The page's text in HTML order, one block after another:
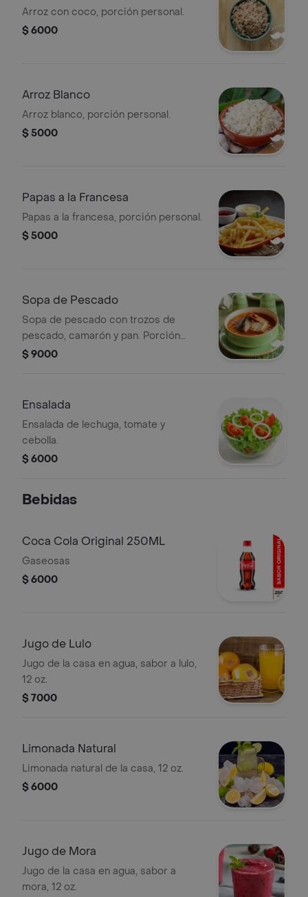
Arroz con coco, porción personal.
$ 6000
Arroz Blanco
Arroz blanco, porción personal.
$ 5000
Papas a la Francesa
Papas a la francesa, porción personal.
$ 5000
Sopa de Pescado
Sopa de pescado con trozos de
pescado, camarón y pan. Porción
personal.
$ 9000
Ensalada
Ensalada de lechuga, tomate y
cebolla.
$ 6000
Bebidas
Coca Cola Original 250ML
Gaseosas
$ 6000
Jugo de Lulo
Jugo de la casa en agua, sabor a lulo,
12 oz.
$ 7000
Limonada Natural
Limonada natural de la casa, 12 oz.
$ 6000
Jugo de Mora
Jugo de la casa en agua, sabor a
mora, 12 oz.